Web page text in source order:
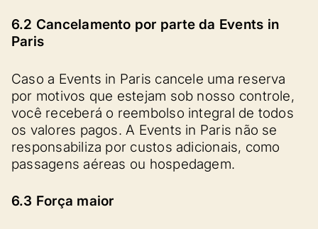
6.2 Cancelamento por parte da Events in
Paris
Caso a Events in Paris cancele uma reserva
por motivos que estejam sob nosso controle,
você receberá o reembolso integral de todos
os valores pagos. A Events in Paris não se
responsabiliza por custos adicionais, como
passagens aéreas ou hospedagem.
6.3 Força maior